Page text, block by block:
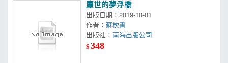
塵世的夢浮橋
出版日期：2019-10-01
作者：蘇枕書
出版社：南海出版公司
$348